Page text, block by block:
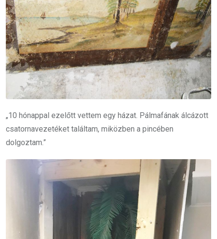
„10 hónappal ezelőtt vettem egy házat. Pálmafának álcázott
csatornavezetéket találtam, miközben a pincében
dolgoztam.”